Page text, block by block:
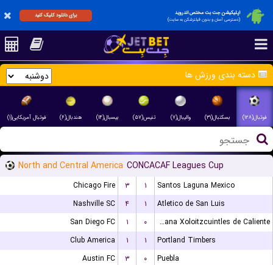
اپلیکیشن جت بت مختص اندروید
(دسترسی آسان و بدون فیلترشکن به سایت)
برای دانلود کلیک کنید
دسته بندی ورزش ها
فوتبال(۱۲۸) بسکتبال(۳۱) والیبال(۷) تنیس(۵۷) بیسبال(۱۴) هندبال(۶) فوتبال آمریکایی(۱)
North and Central America CONCACAF Leagues Cup
Chicago Fire ۳ ۱
Santos Laguna Mexico
Nashville SC
۴ ۱
Atletico de San Luis
San Diego FC
۱ ۰
Club Tijuana Xoloitzcuintles de Caliente
Club America
۱ ۱
Portland Timbers
Austin FC
۳ ۰
Puebla